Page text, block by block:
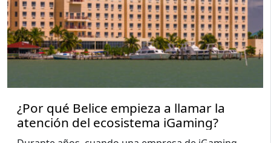
¿Por qué Belice empieza a llamar la
atención del ecosistema iGaming?